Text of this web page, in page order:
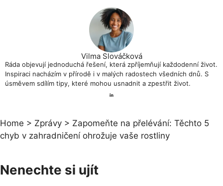
Vilma Slováčková
Ráda objevují jednoduchá řešení, která zpříjemňují každodenní život.
Inspiraci nacházím v přírodě i v malých radostech všedních dnů. S
úsměvem sdílím tipy, které mohou usnadnit a zpestřit život.
Home > Zprávy > Zapomeňte na přelévání: Těchto 5
chyb v zahradničení ohrožuje vaše rostliny
Nenechte si ujít